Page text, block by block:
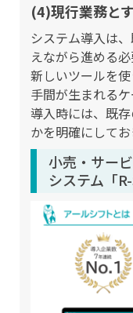
(4)現行業務と
システム導入は
えながら進める必
新しいツールを
手間が生まれるケ
導入時には、既
かを明確にしてお
小売・サー
システム「